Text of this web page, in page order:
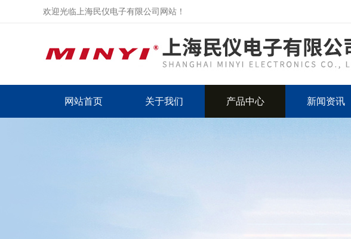
欢迎光临上海民仪电子有限公司网站！
网站首页 关于我们 产品中心 新闻资讯